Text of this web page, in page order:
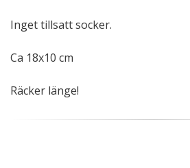
Inget tillsatt socker.
Ca 18x10 cm
Räcker länge!